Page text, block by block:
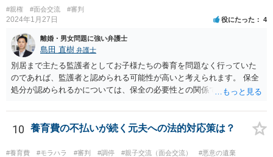
ます。 一方で、期間が経過して子が成人した場合（②）、別居期間は
すでに１０年超となり、婚姻期間の３分の１程度とはいえ相当程度の
長期別居となるので（①）、③の点がクリアされれば、夫側の離婚請
求が認容される余地はあります（専門的には、③は被告側から反論し
なければならないことです）。別居期間何年であれば要件①が常に充
たされるといった定式はなく、事案に応じて総合的に判断されるとこ
ろです。
#親権 #面会交流 #審判
2024年1月27日 役にたった 4
離婚・男女問題に強い弁護士
島田 直樹 弁護士
別居まで主たる監護者としてお子様たちの養育を問題なく行っていた
のであれば、監護者と認められる可能性が高いと考えられます。 保全
処分が認められるかについては、保全の必要性との関係でなんともい
す。 精神的なご負担も大きいと思いますが、担当の弁護士とよく相談
しながら手続を進めてください。
10 養育費の不払いが続く元夫への法的対応策は？
#養育費 #モラハラ #審判 #調停 #親子交流（面会交流） #悪意の遺棄